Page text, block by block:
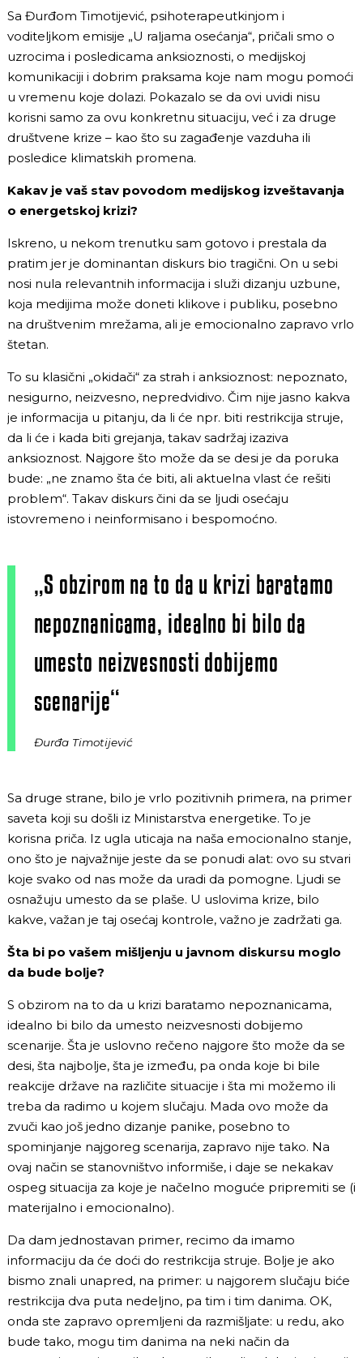
Sa Đurđom Timotijević, psihoterapeutkinjom i
voditeljkom emisije „U raljama osećanja“, pričali smo o
uzrocima i posledicama anksioznosti, o medijskoj
komunikaciji i dobrim praksama koje nam mogu pomoći
u vremenu koje dolazi. Pokazalo se da ovi uvidi nisu
korisni samo za ovu konkretnu situaciju, već i za druge
društvene krize – kao što su zagađenje vazduha ili
posledice klimatskih promena.
Kakav je vaš stav povodom medijskog izveštavanja
o energetskoj krizi?
Iskreno, u nekom trenutku sam gotovo i prestala da
pratim jer je dominantan diskurs bio tragični. On u sebi
nosi nula relevantnih informacija i služi dizanju uzbune,
koja medijima može doneti klikove i publiku, posebno
na društvenim mrežama, ali je emocionalno zapravo vrlo
štetan.
To su klasični „okidači“ za strah i anksioznost: nepoznato,
nesigurno, neizvesno, nepredvidivo. Čim nije jasno kakva
je informacija u pitanju, da li će npr. biti restrikcija struje,
da li će i kada biti grejanja, takav sadržaj izaziva
anksioznost. Najgore što može da se desi je da poruka
bude: „ne znamo šta će biti, ali aktuelna vlast će rešiti
problem“. Takav diskurs čini da se ljudi osećaju
istovremeno i neinformisano i bespomoćno.
„S obzirom na to da u krizi baratamo
nepoznanicama, idealno bi bilo da
umesto neizvesnosti dobijemo
scenarije“
Đurđa Timotijević
Sa druge strane, bilo je vrlo pozitivnih primera, na primer
saveta koji su došli iz Ministarstva energetike. To je
korisna priča. Iz ugla uticaja na naša emocionalno stanje,
ono što je najvažnije jeste da se ponudi alat: ovo su stvari
koje svako od nas može da uradi da pomogne. Ljudi se
osnažuju umesto da se plaše. U uslovima krize, bilo
kakve, važan je taj osećaj kontrole, važno je zadržati ga.
Šta bi po vašem mišljenju u javnom diskursu moglo
da bude bolje?
S obzirom na to da u krizi baratamo nepoznanicama,
idealno bi bilo da umesto neizvesnosti dobijemo
scenarije. Šta je uslovno rečeno najgore što može da se
desi, šta najbolje, šta je između, pa onda koje bi bile
reakcije države na različite situacije i šta mi možemo ili
treba da radimo u kojem slučaju. Mada ovo može da
zvuči kao još jedno dizanje panike, posebno to
spominjanje najgoreg scenarija, zapravo nije tako. Na
ovaj način se stanovništvo informiše, i daje se nekakav
ospeg situacija za koje je načelno moguće pripremiti se (i
materijalno i emocionalno).
Da dam jednostavan primer, recimo da imamo
informaciju da će doći do restrikcija struje. Bolje je ako
bismo znali unapred, na primer: u najgorem slučaju biće
restrikcija dva puta nedeljno, pa tim i tim danima. OK,
onda ste zapravo opremljeni da razmišljate: u redu, ako
bude tako, mogu tim danima na neki način da